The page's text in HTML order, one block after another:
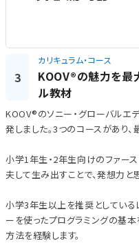
3
カリキュラム・コース
KOOV®の魅力を最
ル教材
KOOV®のソニー・グローバルエ
発しました。3つのコースがあり
小学1年生・2年生向けのファー
夫して生み出すことで、発想力と
小学3年生以上を推奨としている
ーを使ったプログラミングの基
方法を経験します。